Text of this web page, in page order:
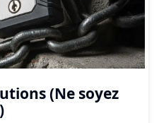
(Ne soyez